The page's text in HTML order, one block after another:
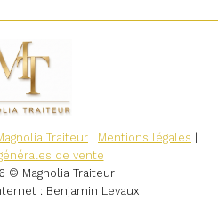
Traiteur | Mentions légales |
de vente
© Magnolia Traiteur
: Benjamin Levaux